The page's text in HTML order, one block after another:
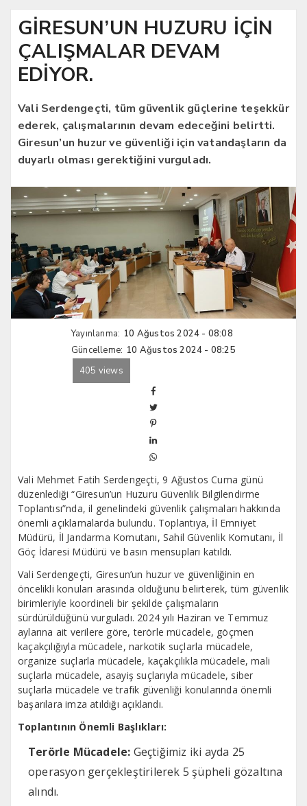
GİRESUN’UN HUZURU İÇİN
ÇALIŞMALAR DEVAM
EDİYOR.
Vali Serdengeçti, tüm güvenlik güçlerine teşekkür
ederek, çalışmalarının devam edeceğini belirtti.
Giresun’un huzur ve güvenliği için vatandaşların da
duyarlı olması gerektiğini vurguladı.
Yayınlanma: 10 Ağustos 2024 - 08:08
Güncelleme: 10 Ağustos 2024 - 08:25
405 views
Vali Mehmet Fatih Serdengeçti, 9 Ağustos Cuma günü
düzenlediği “Giresun’un Huzuru Güvenlik Bilgilendirme
Toplantısı”nda, il genelindeki güvenlik çalışmaları hakkında
önemli açıklamalarda bulundu. Toplantıya, İl Emniyet
Müdürü, İl Jandarma Komutanı, Sahil Güvenlik Komutanı, İl
Göç İdaresi Müdürü ve basın mensupları katıldı.
Vali Serdengeçti, Giresun’un huzur ve güvenliğinin en
öncelikli konuları arasında olduğunu belirterek, tüm güvenlik
birimleriyle koordineli bir şekilde çalışmaların
sürdürüldüğünü vurguladı. 2024 yılı Haziran ve Temmuz
aylarına ait verilere göre, terörle mücadele, göçmen
kaçakçılığıyla mücadele, narkotik suçlarla mücadele,
organize suçlarla mücadele, kaçakçılıkla mücadele, mali
suçlarla mücadele, asayiş suçlarıyla mücadele, siber
suçlarla mücadele ve trafik güvenliği konularında önemli
başarılara imza atıldığı açıklandı.
Toplantının Önemli Başlıkları:
Terörle Mücadele: Geçtiğimiz iki ayda 25
operasyon gerçekleştirilerek 5 şüpheli gözaltına
alındı.